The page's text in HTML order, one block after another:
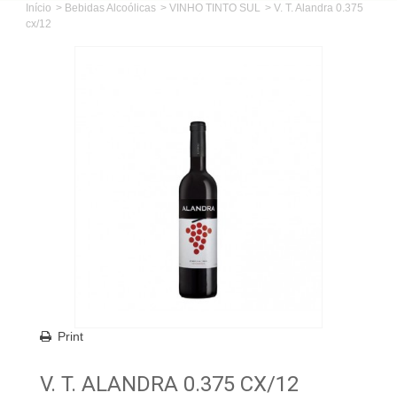
Início > Bebidas Alcoólicas > VINHO TINTO SUL > V. T. Alandra 0.375
cx/12
Print
V. T. ALANDRA 0.375 CX/12